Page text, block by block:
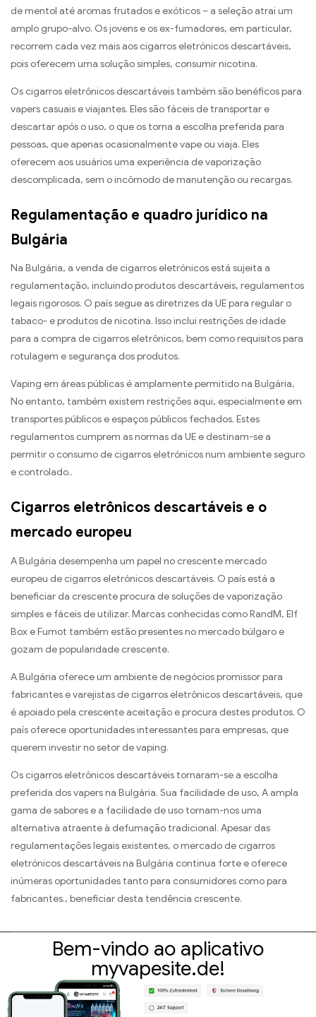
de mentol até aromas frutados e exóticos – a seleção atrai um
amplo grupo-alvo. Os jovens e os ex-fumadores, em particular,
recorrem cada vez mais aos cigarros eletrónicos descartáveis,
pois oferecem uma solução simples, consumir nicotina.
Os cigarros eletrônicos descartáveis ​​também são benéficos para
vapers casuais e viajantes. Eles são fáceis de transportar e
descartar após o uso, o que os torna a escolha preferida para
pessoas, que apenas ocasionalmente vape ou viaja. Eles
oferecem aos usuários uma experiência de vaporização
descomplicada, sem o incômodo de manutenção ou recargas.
Regulamentação e quadro jurídico na
Bulgária
Na Bulgária, a venda de cigarros eletrónicos está sujeita a
regulamentação, incluindo produtos descartáveis, regulamentos
legais rigorosos. O país segue as diretrizes da UE para regular o
tabaco- e produtos de nicotina. Isso inclui restrições de idade
para a compra de cigarros eletrônicos, bem como requisitos para
rotulagem e segurança dos produtos.
Vaping em áreas públicas é amplamente permitido na Bulgária,
No entanto, também existem restrições aqui, especialmente em
transportes públicos e espaços públicos fechados. Estes
regulamentos cumprem as normas da UE e destinam-se a
permitir o consumo de cigarros eletrónicos num ambiente seguro
e controlado..
Cigarros eletrônicos descartáveis ​​e o
mercado europeu
A Bulgária desempenha um papel no crescente mercado
europeu de cigarros eletrónicos descartáveis. O país está a
beneficiar da crescente procura de soluções de vaporização
simples e fáceis de utilizar. Marcas conhecidas como RandM, Elf
Box e Fumot também estão presentes no mercado búlgaro e
gozam de popularidade crescente.
A Bulgária oferece um ambiente de negócios promissor para
fabricantes e varejistas de cigarros eletrônicos descartáveis, que
é apoiado pela crescente aceitação e procura destes produtos. O
país oferece oportunidades interessantes para empresas, que
querem investir no setor de vaping.
Os cigarros eletrônicos descartáveis ​​tornaram-se a escolha
preferida dos vapers na Bulgária. Sua facilidade de uso, A ampla
gama de sabores e a facilidade de uso tornam-nos uma
alternativa atraente à defumação tradicional. Apesar das
regulamentações legais existentes, o mercado de cigarros
eletrónicos descartáveis ​​na Bulgária continua forte e oferece
inúmeras oportunidades tanto para consumidores como para
fabricantes., beneficiar desta tendência crescente.
Bem-vindo ao aplicativo
myvapesite.de!